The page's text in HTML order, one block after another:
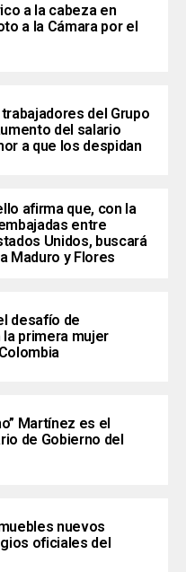
a la cabeza en
a la Cámara por el
del Grupo
del salario
a que los despidan
afirma que, con la
entre
Unidos, buscará
Maduro y Flores
desafío de
primera mujer
Martínez es el
de Gobierno del
nuevos
oficiales del